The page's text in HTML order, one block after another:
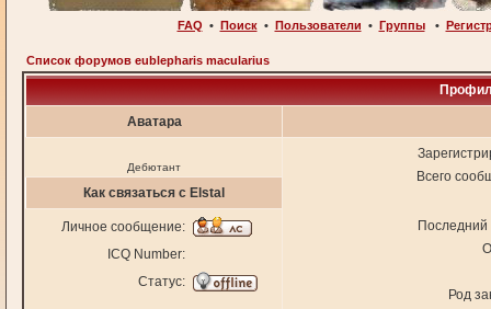
FAQ • Поиск• Пользователи • Группы•
Список форумов eublepharis macularius
Аватара
Дебютант
Всего
Последний
Род
Как связаться с Elstal
Личное сообщение:
ICQ Number:
Статус: